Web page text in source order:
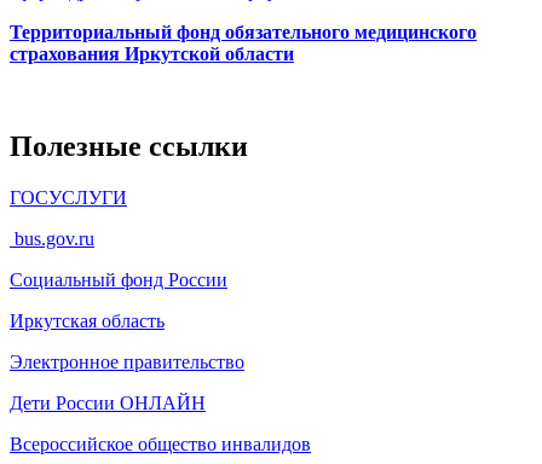
Территориальный фонд обязательного медицинского
страхования Иркутской области
Полезные ссылки
ГОСУСЛУГИ
bus.gov.ru
Социальный фонд России
Иркутская область
Электронное правительство
Дети России ОНЛАЙН
Всероссийское общество инвалидов